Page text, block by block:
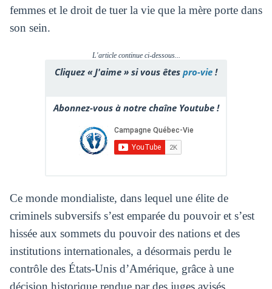
femmes et le droit de tuer la vie que la mère porte dans
son sein.
L'article continue ci-dessous...
Cliquez « J'aime » si vous êtes pro-vie !
Abonnez-vous à notre chaîne Youtube !
Ce monde mondialiste, dans lequel une élite de
criminels subversifs s’est emparée du pouvoir et s’est
hissée aux sommets du pouvoir des nations et des
institutions internationales, a désormais perdu le
contrôle des États-Unis d’Amérique, grâce à une
décision historique rendue par des juges avisés,